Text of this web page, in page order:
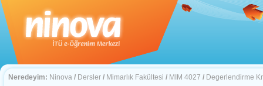
Neredeyim: Ninova / Dersler / Mimarlık Fakültesi / MIM 4027 / Degerlendirme